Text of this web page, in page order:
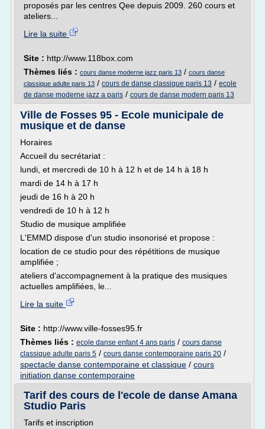
proposés par les centres Qee depuis 2009. 260 cours et
ateliers...
Lire la suite
Site : http://www.118box.com
Thèmes liés : cours danse moderne jazz paris 13 / cours danse
classique adulte paris 13 / cours de danse classique paris 13 / ecole
de danse moderne jazz a paris / cours de danse modern paris 13
Ville de Fosses 95 - Ecole municipale de
musique et de danse
Horaires
Accueil du secrétariat :
lundi, et mercredi de 10 h à 12 h et de 14 h à 18 h
mardi de 14 h à 17 h
jeudi de 16 h à 20 h
vendredi de 10 h à 12 h
Studio de musique amplifiée
L'EMMD dispose d'un studio insonorisé et propose :
location de ce studio pour des répétitions de musique
amplifiée ;
ateliers d'accompagnement à la pratique des musiques
actuelles amplifiées, le...
Lire la suite
Site : http://www.ville-fosses95.fr
Thèmes liés : ecole danse enfant 4 ans paris / cours danse
classique adulte paris 5 / cours danse contemporaine paris 20 /
spectacle danse contemporaine et classique / cours
initiation danse contemporaine
Tarif des cours de l'ecole de danse Amana
Studio Paris
Tarifs et inscription